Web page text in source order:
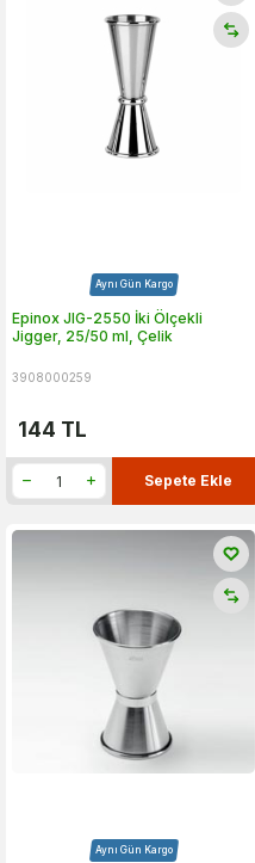
Aynı Gün Kargo
Epinox JIG-2550 İki Ölçekli
Jigger, 25/50 ml, Çelik
3908000259
144 TL
Sepete Ekle
Aynı Gün Kargo